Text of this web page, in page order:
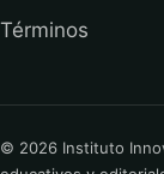
Términos
© 2026 Instituto